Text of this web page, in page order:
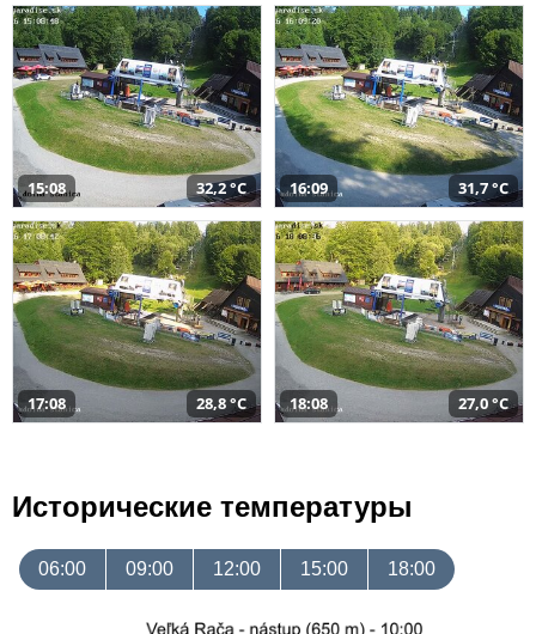
15:08 32,2 °C 16:09 31,7 °C
17:08 28,8 °C 18:08 27,0 °C
Исторические температуры
06:00 09:00 12:00 15:00 18:00